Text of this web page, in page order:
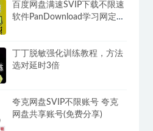
百度网盘满速SVIP下载不限速
软件PanDownload学习网定制
丁丁脱敏强化训练教程，方法
选对延时3倍
夸克网盘SVIP不限账号 夸克
网盘共享账号(免费分享)